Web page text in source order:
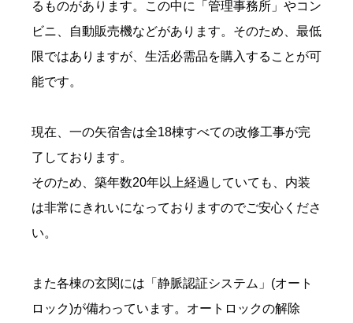
るものがあります。この中に「管理事務所」やコン
ビニ、自動販売機などがあります。そのため、最低
限ではありますが、生活必需品を購入することが可
能です。
現在、一の矢宿舎は全18棟すべての改修工事が完
了しております。
そのため、築年数20年以上経過していても、内装
は非常にきれいになっておりますのでご安心くださ
い。
また各棟の玄関には「静脈認証システム」(オート
ロック)が備わっています。オートロックの解除